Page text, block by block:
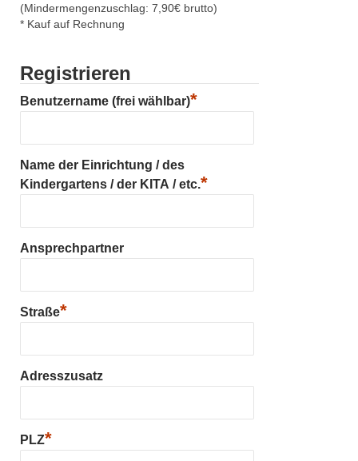
(Mindermengenzuschlag: 7,90€ brutto)
* Kauf auf Rechnung
Registrieren
Benutzername (frei wählbar)*
Name der Einrichtung / des
Kindergartens / der KITA / etc.*
Ansprechpartner
Straße*
Adresszusatz
PLZ*